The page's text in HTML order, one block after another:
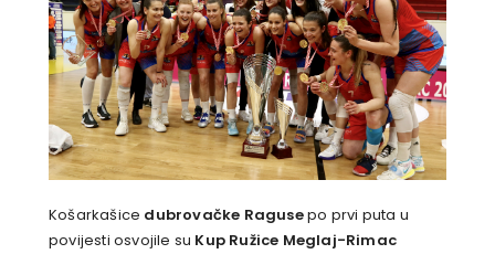
Košarkašice dubrovačke Ragusepo prvi puta u
povijesti osvojile su Kup Ružice Meglaj-Rimac